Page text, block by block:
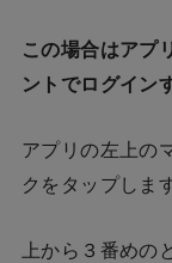
この場合はアプ
ントでログイン
アプリの左上の
クをタップしま
上から３番め